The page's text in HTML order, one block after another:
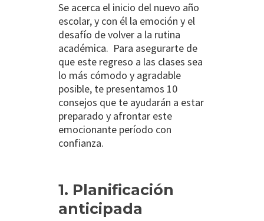
Se acerca el inicio del nuevo año
escolar, y con él la emoción y el
desafío de volver a la rutina
académica. Para asegurarte de
que este regreso a las clases sea
lo más cómodo y agradable
posible, te presentamos 10
consejos que te ayudarán a estar
preparado y afrontar este
emocionante período con
confianza.
1. Planificación
anticipada